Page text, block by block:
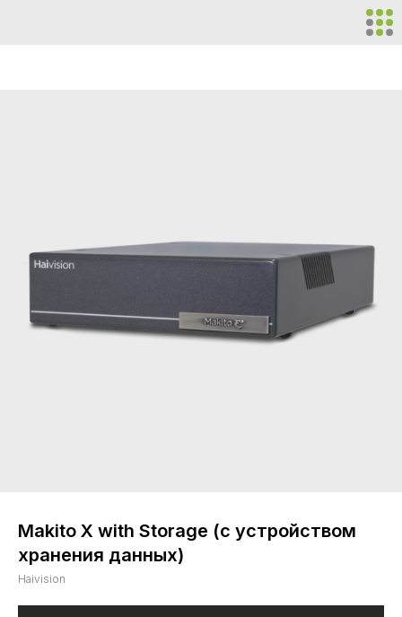
Makito X with Storage (с устройством
хранения данных)
Haivision